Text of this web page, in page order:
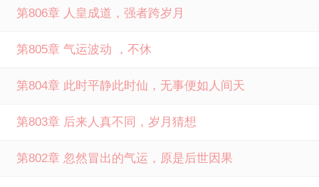
天路政蕉下客最新章节，请分享给您的好友一起来笔下文学
第806章 人皇成道，强者跨岁月
第805章 气运波动 ，不休
第804章 此时平静此时仙，无事便如人间天
第803章 后来人真不同，岁月猜想
第802章 忽然冒出的气运，原是后世因果